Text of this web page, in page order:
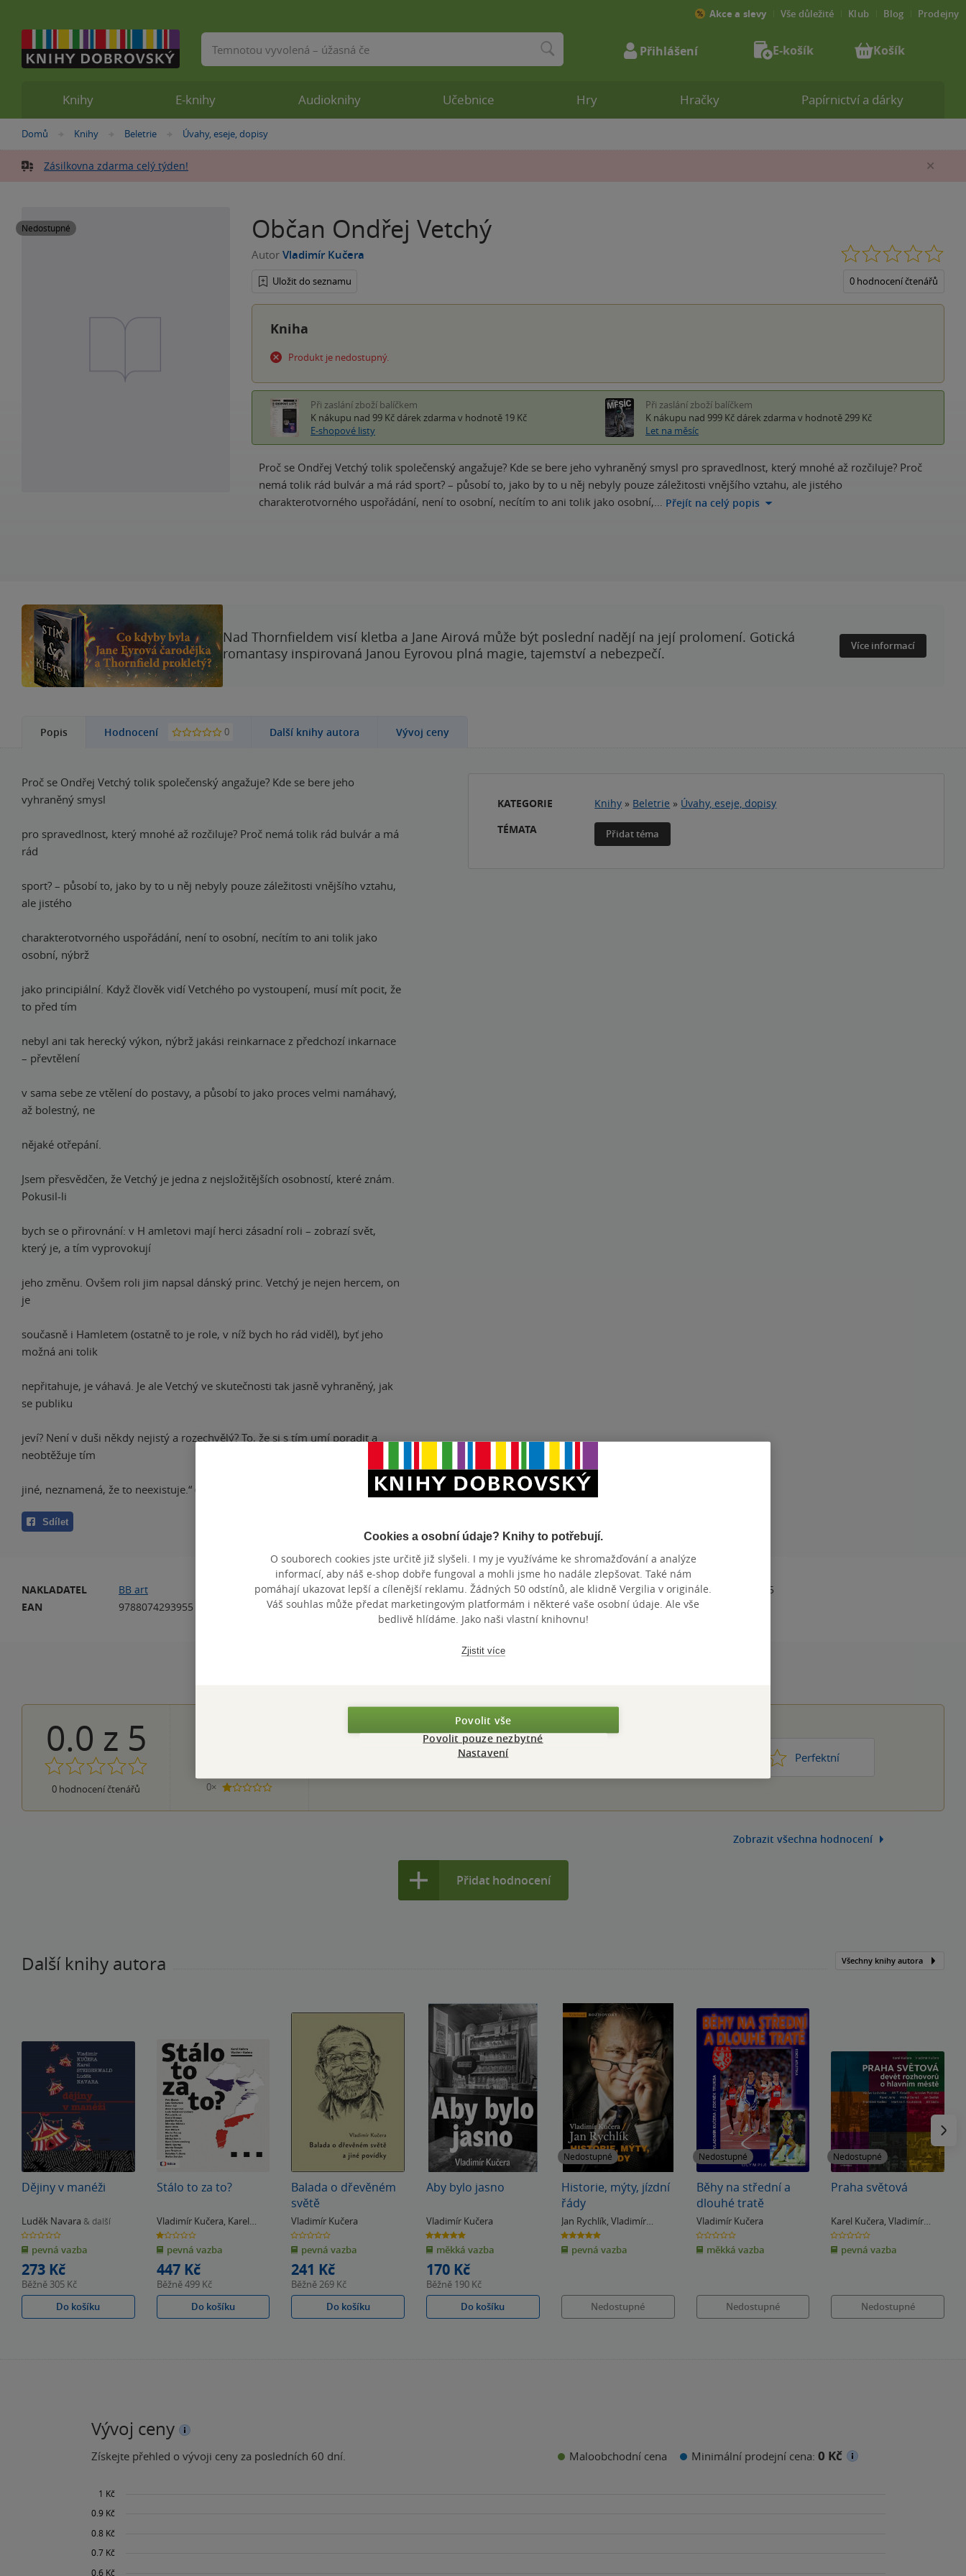
Nacházíte
zde:
Domů »
Knihy »
Beletrie »
Úvahy, eseje, dopisy
Zásilkovna zdarma celý týden!
Nedostupné Občan Ondřej Vetchý
Autor Vladimír Kučera
Uložit do seznamu 0 hodnocení čtenářů
Kniha
Produkt je nedostupný.
Při zaslání zboží balíčkem
K nákupu nad 99 Kč dárek zdarma v hodnotě 19 Kč
E-shopové listy
Při zaslání zboží balíčkem
K nákupu nad 999 Kč dárek zdarma v hodnotě 299 Kč
Let na měsíc
Proč se Ondřej Vetchý tolik společenský angažuje? Kde se bere jeho vyhraněný smysl pro spravedlnost, který mnohé až rozčiluje? Proč
nemá tolik rád bulvár a má rád sport? – působí to, jako by to u něj nebyly pouze záležitosti vnějšího vztahu, ale jistého
charakterotvorného uspořádání, není to osobní, necítím to ani tolik jako osobní,… Přejít na celý popis
Nad Thornfieldem visí kletba a Jane Airová může být poslední nadějí na její prolomení. Gotická
romantasy inspirovaná Janou Eyrovou plná magie, tajemství a nebezpečí.
Více informací
Popis Hodnocení 0 Další knihy autora Vývoj ceny
Proč se Ondřej Vetchý tolik společenský angažuje? Kde se bere jeho
vyhraněný smysl
pro spravedlnost, který mnohé až rozčiluje? Proč nemá tolik rád bulvár a má
rád
sport? – působí to, jako by to u něj nebyly pouze záležitosti vnějšího vztahu,
ale jistého
charakterotvorného uspořádání, není to osobní, necítím to ani tolik jako
osobní, nýbrž
jako principiální. Když člověk vidí Vetchého po vystoupení, musí mít pocit, že
to před tím
nebyl ani tak herecký výkon, nýbrž jakási reinkarnace z předchozí inkarnace
– převtělení
v sama sebe ze vtělení do postavy, a působí to jako proces velmi namáhavý,
až bolestný, ne
nějaké otřepání.
Jsem přesvědčen, že Vetchý je jedna z nejsložitějších osobností, které znám.
Pokusil-li
bych se o přirovnání: v H amletovi mají herci zásadní roli – zobrazí svět,
který je, a tím vyprovokují
jeho změnu. Ovšem roli jim napsal dánský princ. Vetchý je nejen hercem, on
je
současně i Hamletem (ostatně to je role, v níž bych ho rád viděl), byť jeho
možná ani tolik
nepřitahuje, je váhavá. Je ale Vetchý ve skutečnosti tak jasně vyhraněný, jak
se publiku
jeví? Není v duši někdy nejistý a rozechvělý? To, že si s tím umí poradit a
neobtěžuje tím
jiné, neznamená, že to neexistuje.“ (Vladimír Kučera)
Sdílet
KATEGORIE Knihy » Beletrie » Úvahy, eseje, dopisy
TÉMATA
Přidat téma
NAKLADATEL
BB art
EAN
9788074293955
JAZYK čeština ISBN 978-80-7429-395-5
0.0 z 5
0 hodnocení čtenářů
0×
1 hvezdička
PŘIDEJTE SVÉ HODNOCENÍ KNIHY Perfektní
Zobrazit všechna hodnocení
Přidat hodnocení
Další knihy autora Všechny knihy autora
Dějiny v manéži
Luděk Navara & další
0.0
z
5
hvězdiček
pevná vazba
273 Kč
Běžně 305 Kč
Do košíku
Stálo to za to?
Vladimír Kučera, Karel
Kučera
1.0
z
5
hvězdiček
pevná vazba
447 Kč
Běžně499 Kč
Do košíku
Balada o dřevěném
světě
Vladimír Kučera
0.0
z
5
hvězdiček
pevná vazba
241 Kč
Běžně269 Kč
Do košíku
Aby bylo jasno
Vladimír Kučera
5.0
z
5
hvězdiček
měkká vazba
170 Kč
Běžně 190 Kč
Do košíku
Nedostupné
Historie, mýty, jízdní
řády
Jan Rychlík, Vladimír
Kučera
5.0
z
5
hvězdiček
pevná vazba
Nedostupné
Nedostupné
Běhy na střední a
dlouhé tratě
Vladimír Kučera
0.0
z
5
hvězdiček
měkká vazba
Nedostupné
Nedostupné
Praha světová
Karel Kučera,Vladimír
Kučera
0.0
z
5
hvězdiček
pevná vazba
Nedostupné
Vývoj ceny
Získejte přehled o vývoji ceny za posledních 60 dní. Maloobchodní cena Minimální prodejní cena: 0 Kč
Knihy E-knihy Audioknihy Učebnice Hry Hračky Papírnictví a dárky
Akce a slevy Vše důležité Klub Blog Prodejny
Vyhledávání Přihlášení E-košík Košík
Cookies a osobní údaje? Knihy to potřebují.
O souborech cookies jste určitě již slyšeli. I my je využíváme ke shromažďování a analýze
informací, aby náš e-shop dobře fungoval a mohli jsme ho nadále zlepšovat. Také nám
pomáhají ukazovat lepší a cílenější reklamu. Žádných 50 odstínů, ale klidně Vergilia v originále.
Váš souhlas může předat marketingovým platformám i některé vaše osobní údaje. Ale vše
bedlivě hlídáme. Jako naši vlastní knihovnu!
Zjistit více
Povolit vše
Povolit pouze nezbytné
Nastavení